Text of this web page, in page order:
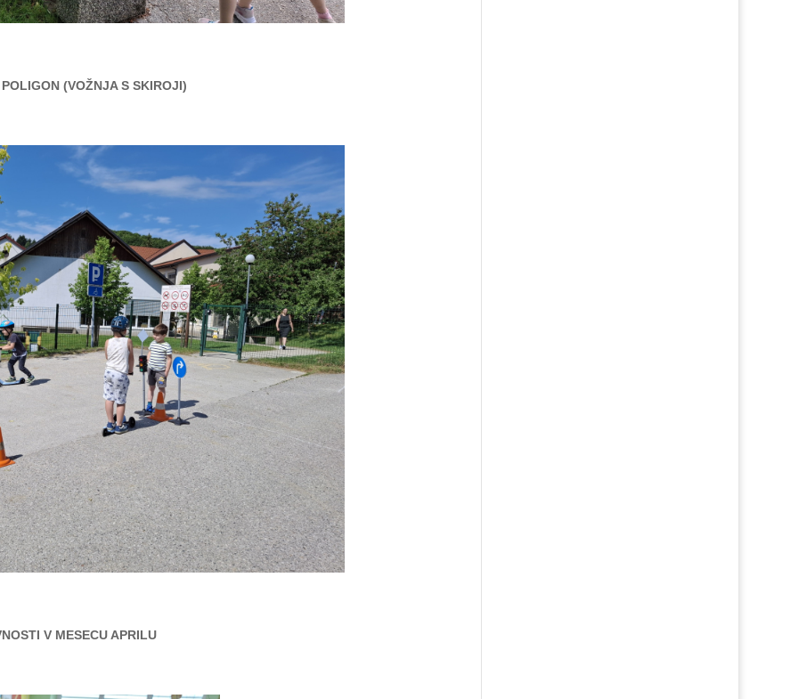
(VOŽNJA S SKIROJI)
V MESECU APRILU